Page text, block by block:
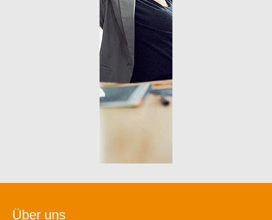
Über uns